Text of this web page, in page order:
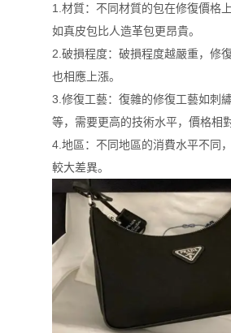
1.材質：不同材質的包在修復價格
如真皮包比人造革包更昂貴。
2.破損程度：破損程度越嚴重，修
也相應上漲。
3.修復工藝：復雜的修復工藝如刺
等，需要更高的技術水平，價格相
4.地區：不同地區的消費水平不同
較大差異。